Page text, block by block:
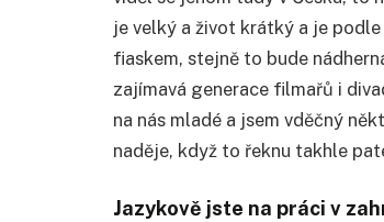
je velký a život krátký a je
fiaskem, stejně to bude
zajímavá generace filmařů i
na nás mladé a jsem vděčný
naděje, když to řeknu takhle
Jazykově jste na práci v